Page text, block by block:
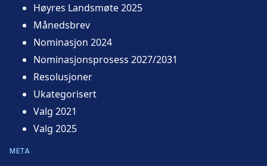
Høyres Landsmøte 2025
Månedsbrev
Nominasjon 2024
Nominasjonsprosess 2027/2031
Resolusjoner
Ukategorisert
Valg 2021
Valg 2025
META